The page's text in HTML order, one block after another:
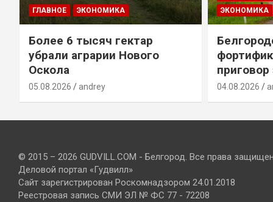
ГЛАВНОЕ ЭКОНОМИКА
Более 6 тысяч гектар
убрали аграрии Нового
Оскола
05.08.2026 andrey
ЭКОНОМИКА
04.08.2026
© 2015 – 2026 GUDVILL.COM - Белгород. Все права
Деловой портал «Гудвилл»
Сайт зарегистрирован Роскомнадзором 24.01.2018
Реестровая запись СМИ ЭЛ № ФС 77 - 72208